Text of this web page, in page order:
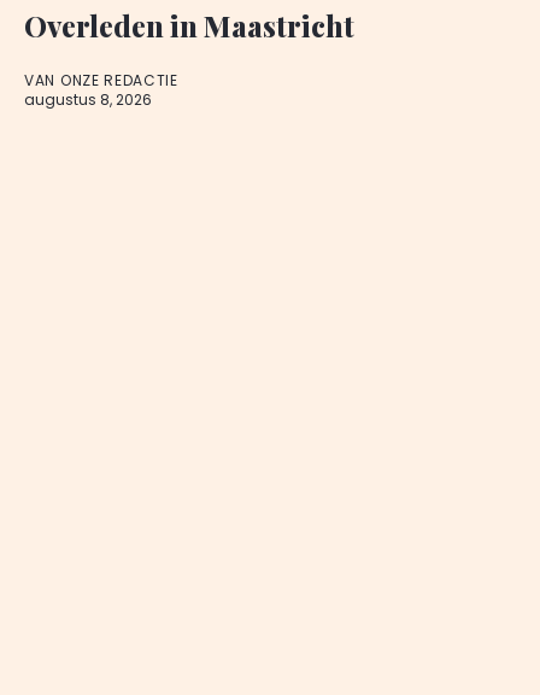
Overleden in Maastricht
VAN ONZE REDACTIE
augustus 8, 2026